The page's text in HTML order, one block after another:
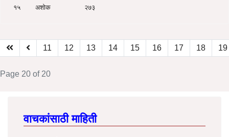
१५ अशोक २७३
11 12 13 14 15 16 17 18 19
Page 20 of 20
वाचकांसाठी माहिती